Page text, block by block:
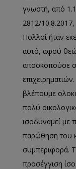
γνωστή, από
2812/
Πολλοί ήταν
αυτό, αφού
αποσκοπούσε
βλέπουμε
πολύ
ισοδυναμεί με
παρώθηση του
συμπεριφορά.
προσέγγιση